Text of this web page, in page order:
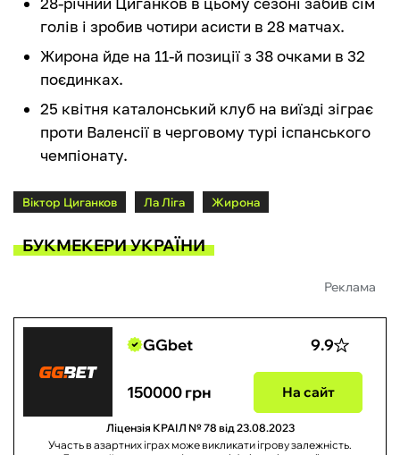
голів і зробив чотири асисти в 28 матчах.
Жирона йде на 11-й позиції з 38 очками в 32
поєдинках.
25 квітня каталонський клуб на виїзді зіграє
проти Валенсії в черговому турі іспанського
чемпіонату.
Віктор Циганков Ла Ліга Жирона
БУКМЕКЕРИ УКРАЇНИ
Реклама
GGbet 9.9
150000 грн На сайт
Ліцензія КРАІЛ № 78 від 23.08.2023
Участь в азартних іграх може викликати ігрову залежність.